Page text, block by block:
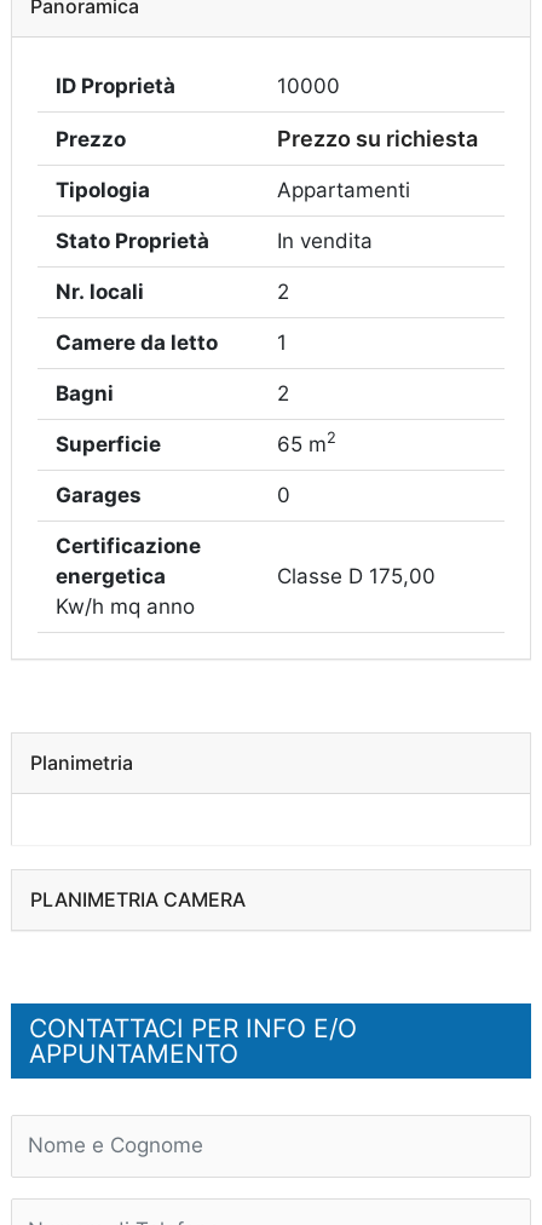
Panoramica
ID Proprietà 10000
Prezzo Prezzo su richiesta
Tipologia Appartamenti
Stato Proprietà In vendita
Nr. locali 2
Camere da letto 1
Bagni 2
Superficie 65 m2
Garages 0
Certificazione
energetica
Classe D 175,00
Kw/h mq anno
Planimetria
PLANIMETRIA CAMERA
CONTATTACI PER INFO E/O
APPUNTAMENTO